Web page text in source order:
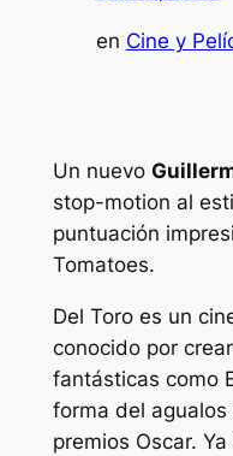
en Cine y
Un nuevo
stop-motion al
puntuación
Tomatoes.
Del Toro es un
conocido por
fantásticas como
forma del agualos
premios Oscar.